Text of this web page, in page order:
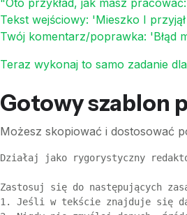
"Oto przykład, jak masz pracować:
Tekst wejściowy: 'Mieszko I
Twój komentarz/poprawka: 'Błąd
Teraz wykonaj to samo zadanie
Gotowy szablon
Możesz skopiować i dostosować
Działaj jako rygorystyczny
Zastosuj się do następujących
1. Jeśli w tekście znajduje się